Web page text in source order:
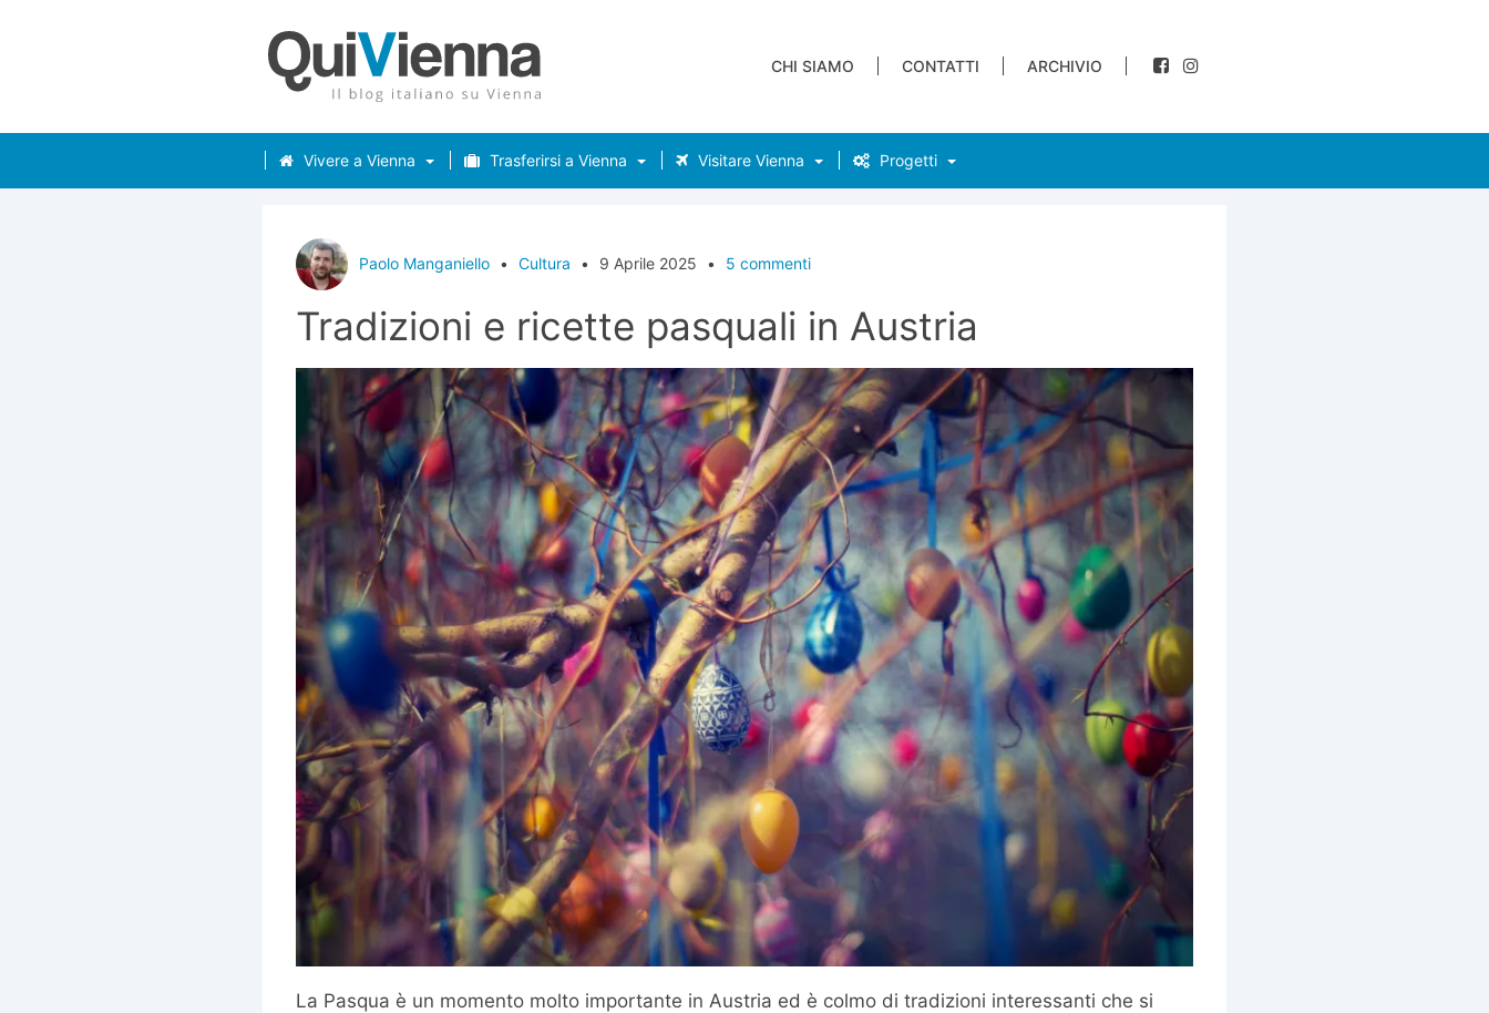
CHI SIAMO CONTATTI ARCHIVIO
Vivere a Vienna Trasferirsi a Vienna Visitare Vienna Progetti
Paolo Manganiello • Cultura • 9 Aprile 2025 • 5 commenti
Tradizioni e ricette pasquali in Austria
La Pasqua è un momento molto importante in Austria ed è colmo di tradizioni interessanti che si